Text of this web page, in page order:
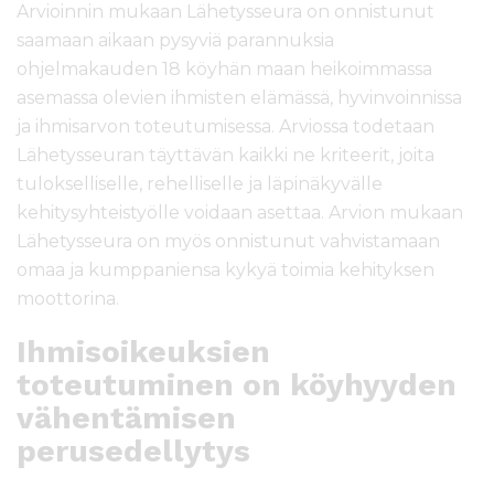
Arvioinnin mukaan Lähetysseura on onnistunut
saamaan aikaan pysyviä parannuksia
ohjelmakauden 18 köyhän maan heikoimmassa
asemassa olevien ihmisten elämässä, hyvinvoinnissa
ja ihmisarvon toteutumisessa. Arviossa todetaan
Lähetysseuran täyttävän kaikki ne kriteerit, joita
tulokselliselle, rehelliselle ja läpinäkyvälle
kehitysyhteistyölle voidaan asettaa. Arvion mukaan
Lähetysseura on myös onnistunut vahvistamaan
omaa ja kumppaniensa kykyä toimia kehityksen
moottorina.
Ihmisoikeuksien
toteutuminen on köyhyyden
vähentämisen
perusedellytys